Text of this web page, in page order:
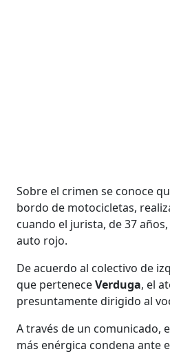
Sobre el crimen se conoce
bordo de motocicletas,
cuando el jurista, de 37
auto rojo.
De acuerdo al colectivo de
que perteneceVerduga, el
presuntamente dirigido al
A través de un comunicado,
más enérgica condena ante